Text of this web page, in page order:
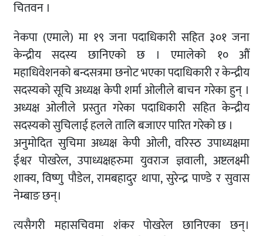
चितवन ।
नेकपा (एमाले) मा १९ जना पदाधिकारी सहित ३०१ जना
केन्द्रीय सदस्य छानिएको छ । एमालेको १० औं
महाधिवेशनको बन्दसत्रमा छनोट भएका पदाधिकारी र केन्द्रीय
सदस्यको सूचि अध्यक्ष केपी शर्मा ओलीले बाचन गरेका हुन् ।
अध्यक्ष ओलीले प्रस्तुत गरेका पदाधिकारी सहित केन्द्रीय
सदस्यको सुचिलाई हलले तालि बजाएर पारित गरेको छ ।
अनुमोदित सुचिमा अध्यक्ष केपी ओली, वरिस्ठ उपाध्यक्षमा
ईश्वर पोखरेल, उपाध्यक्षहरुमा युवराज ज्ञवाली, अष्टलक्ष्मी
शाक्य, विष्णु पौडेल, रामबहादुर थापा, सुरेन्द्र पाण्डे र सुवास
नेम्बाङ छन्।
त्यसैगरी महासचिवमा शंकर पोखरेल छानिएका छन्।